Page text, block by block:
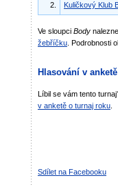
2. Kuličkový Klub
Ve sloupci Body
žebříčku . Podrobnosti
Hlasování v
Líbil se vám tento
v anketě o turnaj roku
Sdílet na Facebooku